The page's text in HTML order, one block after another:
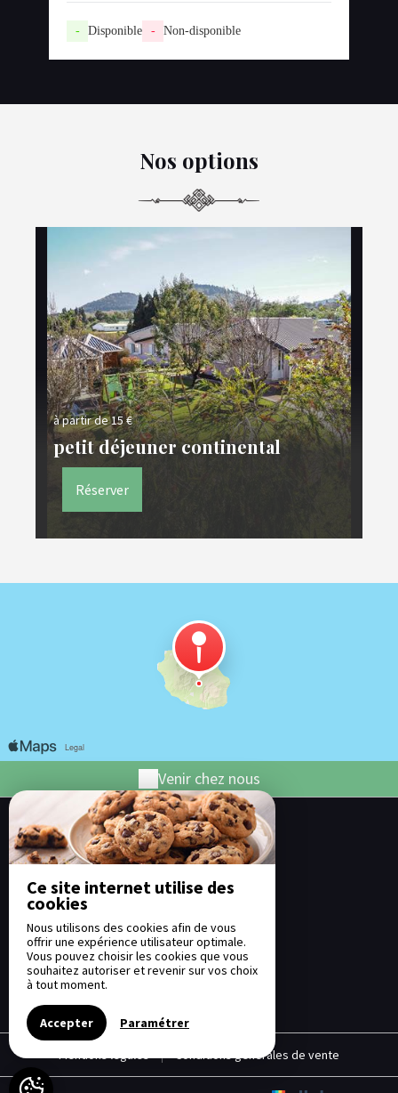
Ce site internet utilise des
cookies
Nous utilisons des cookies afin de vous
offrir une expérience utilisateur optimale.
Vous pouvez choisir les cookies que vous
souhaitez autoriser et revenir sur vos choix
à tout moment.
Accepter Paramétrer
- Disponible - Non-disponible
Nos options
à partir de 15 €
petit déjeuner continental
Réserver
Venir chez nous
Hotel l'Ecrin
Hotel l'Ecrin
185 Rue Alfred Lacroix,
Bourg Murat,
+262 262 59 02 02
+262 692 64 30 92
Contacter par email
Conditions générales de vente